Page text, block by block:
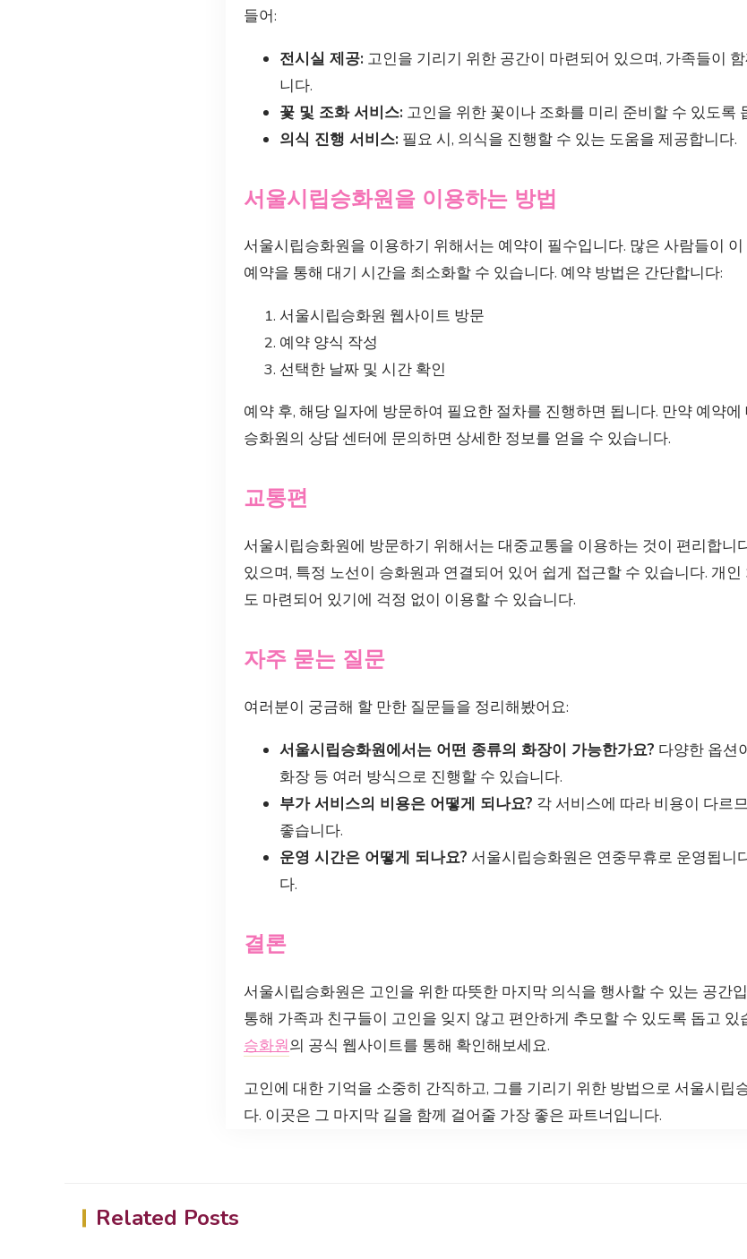
들어:
전시실 제공: 고인을 기리기 위한 공간이 마련되어 있으며, 가족들이
니다.
꽃 및 조화 서비스: 고인을 위한 꽃이나 조화를 미리 준비할 수 있도록
의식 진행 서비스: 필요 시, 의식을 진행할 수 있는 도움을 제공합니다.
서울시립승화원을 이용하는 방법
서울시립승화원을 이용하기 위해서는 예약이 필수입니다. 많은 사람들이
예약을 통해 대기 시간을 최소화할 수 있습니다. 예약 방법은 간단합니다:
서울시립승화원 웹사이트 방문
예약 양식 작성
선택한 날짜 및 시간 확인
예약 후, 해당 일자에 방문하여 필요한 절차를 진행하면 됩니다. 만약 예약
승화원의 상담 센터에 문의하면 상세한 정보를 얻을 수 있습니다.
교통편
서울시립승화원에 방문하기 위해서는 대중교통을 이용하는 것이 편리합니
있으며, 특정 노선이 승화원과 연결되어 있어 쉽게 접근할 수 있습니다. 개
도 마련되어 있기에 걱정 없이 이용할 수 있습니다.
자주 묻는 질문
여러분이 궁금해 할 만한 질문들을 정리해봤어요:
서울시립승화원에서는 어떤 종류의 화장이 가능한가요? 다양한 옵션
화장 등 여러 방식으로 진행할 수 있습니다.
부가 서비스의 비용은 어떻게 되나요? 각 서비스에 따라 비용이 다르
좋습니다.
운영 시간은 어떻게 되나요? 서울시립승화원은 연중무휴로 운영됩니
다.
결론
서울시립승화원은 고인을 위한 따뜻한 마지막 의식을 행사할 수 있는 공간
통해 가족과 친구들이 고인을 잊지 않고 편안하게 추모할 수 있도록 돕고 있
승화원의 공식 웹사이트를 통해 확인해보세요.
고인에 대한 기억을 소중히 간직하고, 그를 기리기 위한 방법으로 서울시립
다. 이곳은 그 마지막 길을 함께 걸어줄 가장 좋은 파트너입니다.
Related Posts